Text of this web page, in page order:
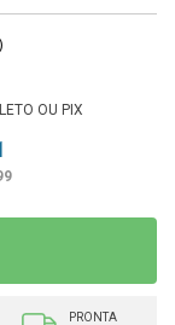
OU PIX
PRONTA